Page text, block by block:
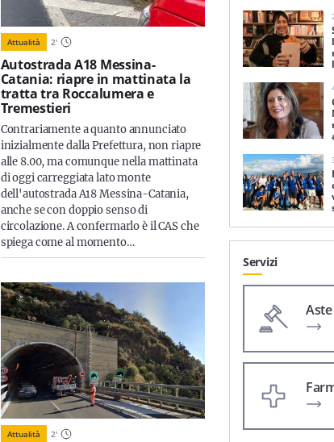
Attualità 2'
Autostrada A18 Messina-
Catania: riapre in mattinata la
tratta tra Roccalumera e
Tremestieri
Contrariamente a quanto annunciato
inizialmente dalla Prefettura, non riapre
alle 8.00, ma comunque nella mattinata
di oggi carreggiata lato monte
dell'autostrada A18 Messina-Catania,
anche se con doppio senso di
circolazione. A confermarlo è il CAS che
spiega come al momento…
Attualità 2'
Servizi